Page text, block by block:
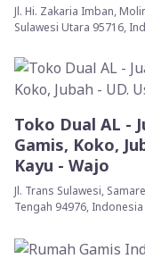
Jl. Hi. Zakaria Imban,
Sulawesi Utara 95716,
Toko Dual AL -
Gamis, Koko,
Kayu - Wajo
Jl. Trans Sulawesi,
Tengah 94976, Indonesia